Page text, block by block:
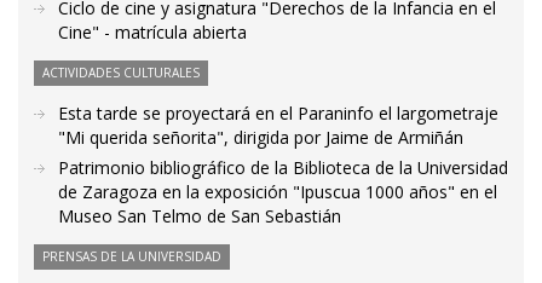
Ciclo de cine y asignatura "Derechos de la Infancia en el
Cine" - matrícula abierta
ACTIVIDADES CULTURALES
Esta tarde se proyectará en el Paraninfo el largometraje
"Mi querida señorita", dirigida por Jaime de Armiñán
Patrimonio bibliográfico de la Biblioteca de la Universidad
de Zaragoza en la exposición "Ipuscua 1000 años" en el
Museo San Telmo de San Sebastián
PRENSAS DE LA UNIVERSIDAD